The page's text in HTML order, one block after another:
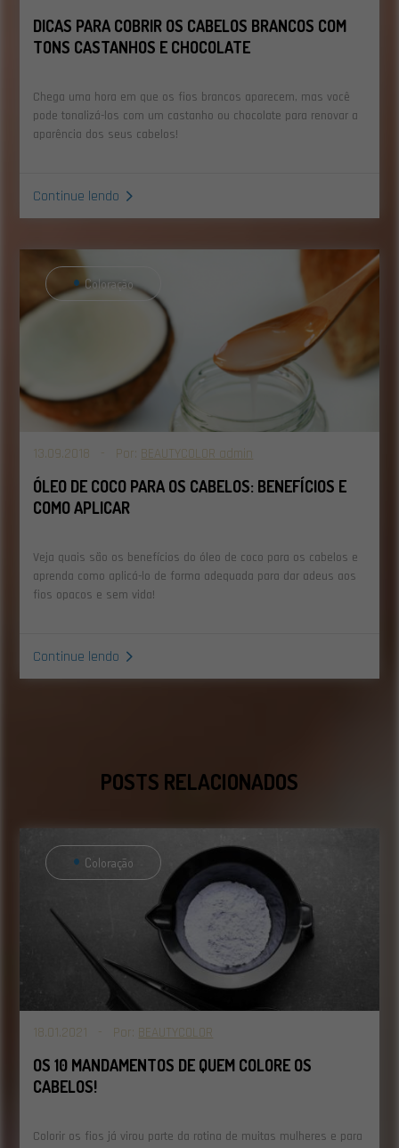
DICAS PARA COBRIR OS CABELOS BRANCOS COM
TONS CASTANHOS E CHOCOLATE
Chega uma hora em que os fios brancos aparecem, mas você
pode tonalizá-los com um castanho ou chocolate para renovar a
aparência dos seus cabelos!
Continue lendo
Coloração
13.09.2018 - Por: BEAUTYCOLOR admin
ÓLEO DE COCO PARA OS CABELOS: BENEFÍCIOS E
COMO APLICAR
Veja quais são os benefícios do óleo de coco para os cabelos e
aprenda como aplicá-lo de forma adequada para dar adeus aos
fios opacos e sem vida!
Continue lendo
POSTS RELACIONADOS
Coloração
18.01.2021 - Por: BEAUTYCOLOR
OS 10 MANDAMENTOS DE QUEM COLORE OS
CABELOS!
Colorir os fios já virou parte da rotina de muitas mulheres e para